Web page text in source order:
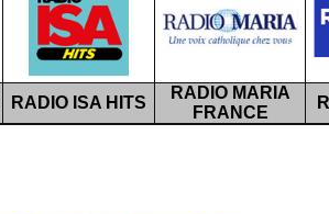
RADIO ISA HITS
RADIO MARIA
FRANCE